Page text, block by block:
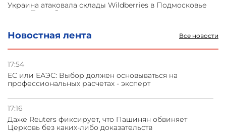
Новостная лента Все новости
17:54
ЕС или ЕАЭС: Выбор должен основываться на
профессиональных расчетах - эксперт
17:16
Даже Reuters фиксирует, что Пашинян обвиняет
Церковь без каких-либо доказательств
Украина атаковала склады Wildberries в Подмосковье
и под Петербургом
03.08.2026
Стратегия безопасности ОДКБ допускает применение
03.08.2026
31.07.2026